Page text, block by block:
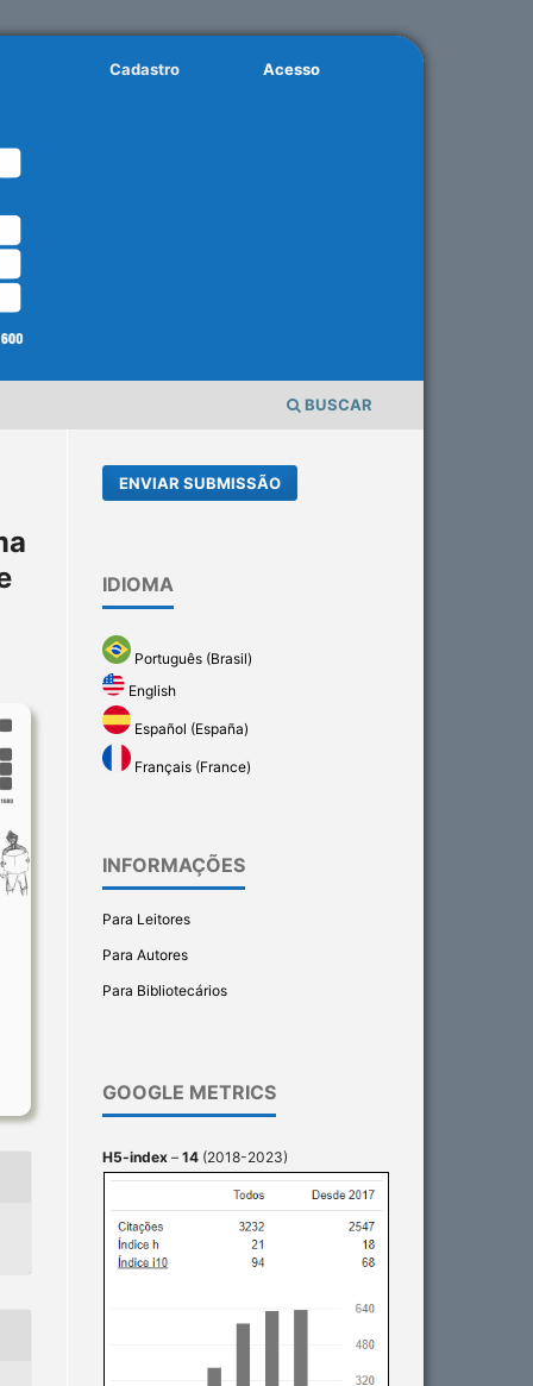
BUSCAR
Cadastro Acesso
ENVIAR SUBMISSÃO
IDIOMA
Português (Brasil)
English
Español (España)
Français (France)
INFORMAÇÕES
Para Leitores
Para Autores
Para Bibliotecários
GOOGLE METRICS
H5-index – 14 (2018-2023)